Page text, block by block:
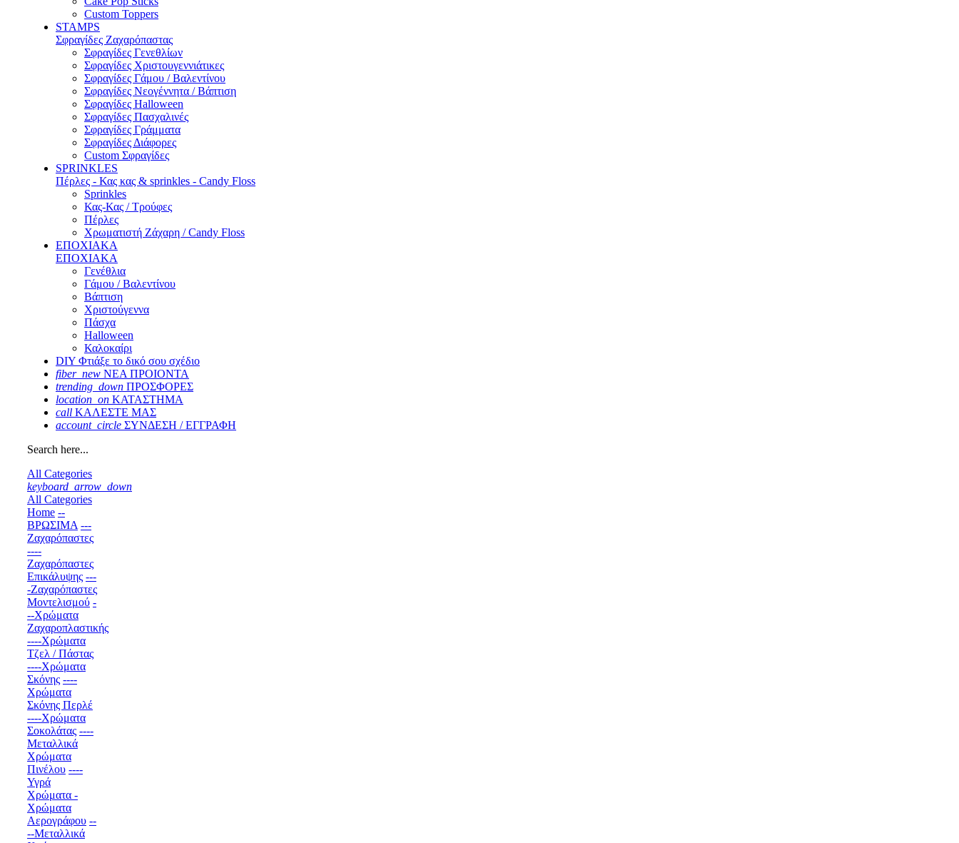
Custom Toppers
STAMPS
Σφραγίδες Ζαχαρόπαστας
Σφραγίδες Γενεθλίων
Σφραγίδες Χριστουγεννιάτικες
Σφραγίδες Γάμου / Βαλεντίνου
Σφραγίδες Νεογέννητα / Βάπτιση
Σφραγίδες Halloween
Σφραγίδες Πασχαλινές
Σφραγίδες Γράμματα
Σφραγίδες Διάφορες
Custom Σφραγίδες
SPRINKLES
Πέρλες - Κας κας & sprinkles - Candy Floss
Sprinkles
Κας-Κας / Τρούφες
Πέρλες
Χρωματιστή Ζάχαρη / Candy Floss
ΕΠΟΧΙΑΚΑ
ΕΠΟΧΙΑΚΑ
Γενέθλια
Γάμου / Βαλεντίνου
Βάπτιση
Χριστούγεννα
Πάσχα
Halloween
Καλοκαίρι
DIY Φτιάξε το δικό σου σχέδιο
fiber_new ΝΕΑ ΠΡΟΙΟΝΤΑ
trending_down ΠΡΟΣΦΟΡΕΣ
location_on ΚΑΤΑΣΤΗΜΑ
call ΚΑΛΕΣΤΕ ΜΑΣ
account_circle ΣΥΝΔΕΣΗ / ΕΓΓΡΑΦΗ
Search here...
All Categories
keyboard_arrow_down
All Categories
Home --
ΒΡΩΣΙΜΑ ---
Ζαχαρόπαστες
----
Ζαχαρόπαστες
Επικάλυψης ---
-Ζαχαρόπαστες
Μοντελισμού -
--Χρώματα
Ζαχαροπλαστικής
----Χρώματα
Τζελ / Πάστας
----Χρώματα
Σκόνης ----
Χρώματα
Σκόνης Περλέ
----Χρώματα
Σοκολάτας ----
Μεταλλικά
Χρώματα
Πινέλου ----
Υγρά
Χρώματα -
Χρώματα
Αερογράφου --
--Μεταλλικά